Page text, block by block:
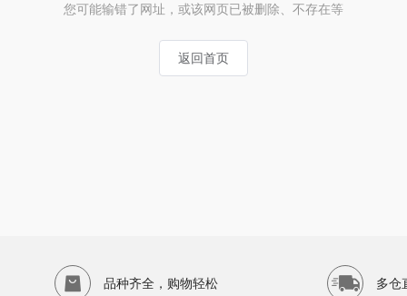
您可能输错了网址，或该网页已被删除、不存在等
返回首页
品种齐全，购物轻松 多仓